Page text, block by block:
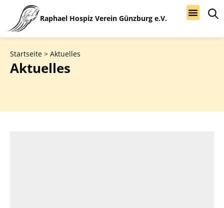
Raphael Hospiz Verein Günzburg e.V.
Startseite > Aktuelles
Aktuelles